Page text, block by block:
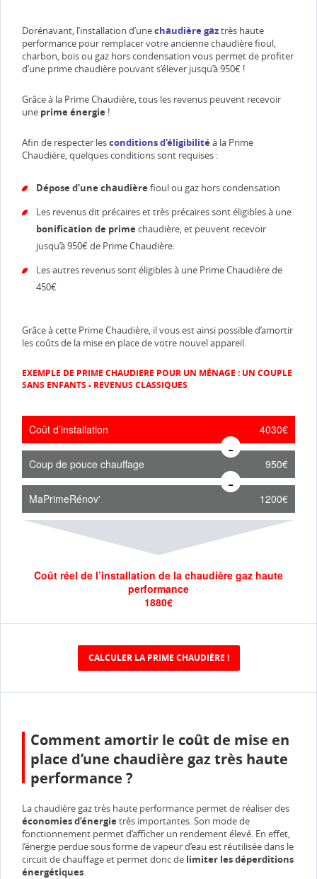
Dorénavant, l’installation d’unechaudière gaztrès haute
performance pour remplacer votre ancienne chaudière fioul,
charbon, bois ou gaz hors condensation vous permet de profiter
d’une prime chaudière pouvant s’élever jusqu’à 950€ !
Grâce à la Prime Chaudière, tous les revenus peuvent recevoir
une prime énergie !
Afin de respecter lesconditions d'éligibilité à la Prime
Chaudière, quelques conditions sont requises :
Dépose d’une chaudière fioul ou gaz hors condensation
Les revenus dit précaires et très précaires sont éligibles à une
bonification de prime chaudière, et peuvent recevoir
jusqu’à 950€ de Prime Chaudière.
Les autres revenus sont éligibles à une Prime Chaudière de
450€
Grâce à cette Prime Chaudière, il vous est ainsi possible d’amortir
les coûts de la mise en place de votre nouvel appareil.
EXEMPLE DE PRIME CHAUDIERE POUR UN MÉNAGE : UN COUPLE
SANS ENFANTS - REVENUS CLASSIQUES
Coût d’installation 4030€
Coup de pouce chauffage 950€
MaPrimeRénov' 1200€
Coût réel de l’installation de la chaudière gaz haute
performance
1880€
CALCULER LA PRIME CHAUDIÈRE !
Comment amortir le coût de mise en
place d’une chaudière gaz très haute
performance ?
La chaudière gaz très haute performance permet de réaliser des
économies d’énergie très importantes. Son mode de
fonctionnement permet d’afficher un rendement élevé. En effet,
l’énergie perdue sous forme de vapeur d’eau est réutilisée dans le
circuit de chauffage et permet donc de limiter les déperditions
énergétiques.